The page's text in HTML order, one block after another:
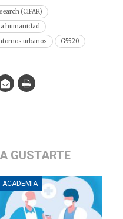
(CIFAR)
humanidad
urbanos
G5520
GUSTARTE
ACADEMIA